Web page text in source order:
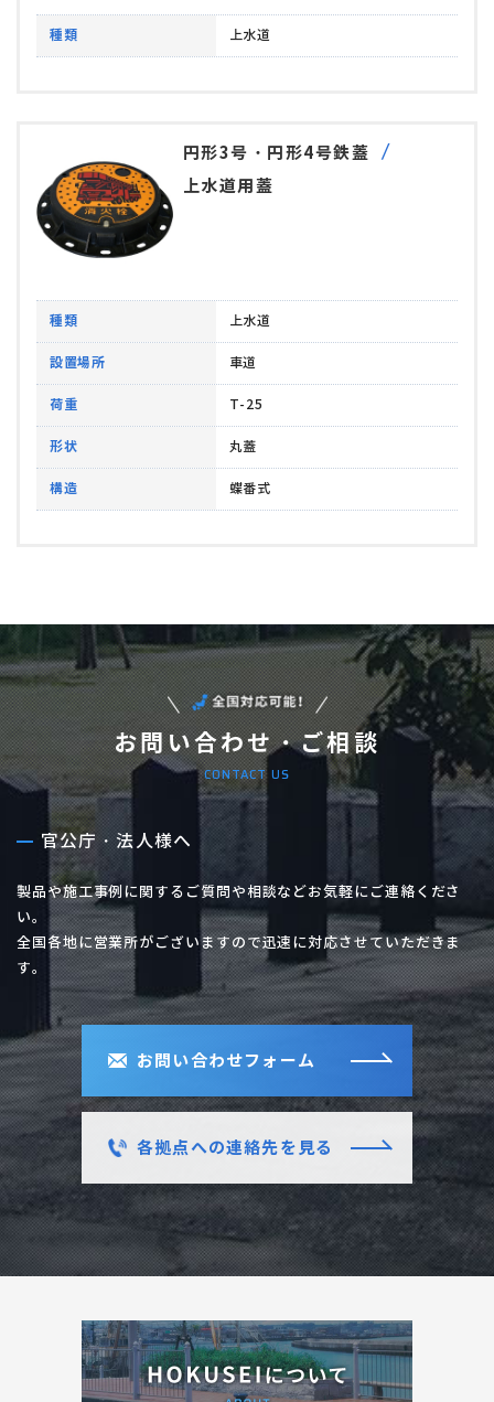
種類 上水道
円形3号・円形4号鉄蓋
上水道用蓋
種類 上水道
設置場所 車道
荷重 T-25
形状 丸蓋
構造 蝶番式
お問い合わせ・ご相談
CONTACT US
官公庁・法人様へ
製品や施工事例に関するご質問や相談などお気軽にご連絡くださ
い。
全国各地に営業所がございますので迅速に対応させていただきま
す。
お問い合わせフォーム
各拠点への連絡先を見る